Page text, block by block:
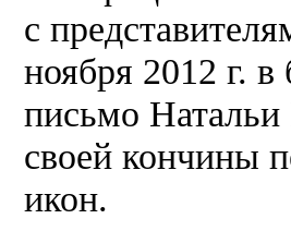
с
ноября 2012 г. в
письмо
своей кончины
икон.